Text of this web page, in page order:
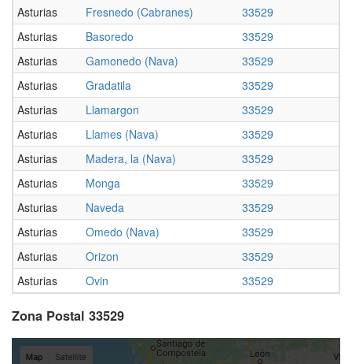
Asturias
Fresnedo (Cabranes)
33529
Asturias
Basoredo
33529
Asturias
Gamonedo (Nava)
33529
Asturias
Gradatila
33529
Asturias
Llamargon
33529
Asturias
Llames (Nava)
33529
Asturias
Madera, la (Nava)
33529
Asturias
Monga
33529
Asturias
Naveda
33529
Asturias
Omedo (Nava)
33529
Asturias
Orizon
33529
Asturias
Ovin 33529
Zona Postal 33529